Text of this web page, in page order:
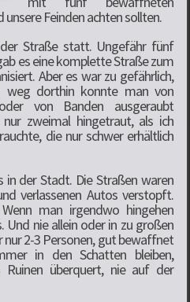
unsere Feinden achten sollten.
Straße statt. Ungefähr fünf
es eine komplette Straße zum
Aber es war zu gefährlich,
weg dorthin konnte man von
von Banden ausgeraubt
zweimal hingetraut, als ich
die nur schwer erhältlich
der Stadt. Die Straßen waren
verlassenen Autos verstopft.
man irgendwo hingehen
nie allein oder in zu großen
2-3 Personen, gut bewaffnet
in den Schatten bleiben,
überquert, nie auf der